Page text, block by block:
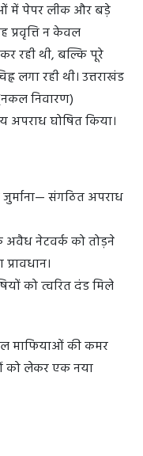
में पेपर लीक और बड़े
न केवल
रही थी, बल्कि पूरे
लगा रही थी। उत्तराखंड
निवारण)
अपराध घोषित किया।
संगठित अपराध
नेटवर्क को तोड़ने
को त्वरित दंड मिले
माफियाओं की कमर
को लेकर एक नया